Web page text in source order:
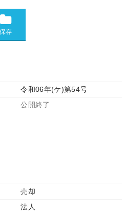
令和06年(ケ)第54号
公開終了
売却
法人